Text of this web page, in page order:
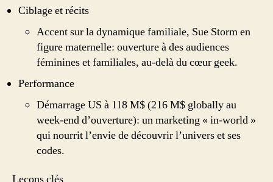
Ciblage et récits
Accent sur la dynamique familiale, Sue Storm en
figure maternelle: ouverture à des audiences
féminines et familiales, au-delà du cœur geek.
Performance
Démarrage US à 118 M$ (216 M$ globally au
week-end d’ouverture): un marketing « in-world »
qui nourrit l’envie de découvrir l’univers et ses
codes.